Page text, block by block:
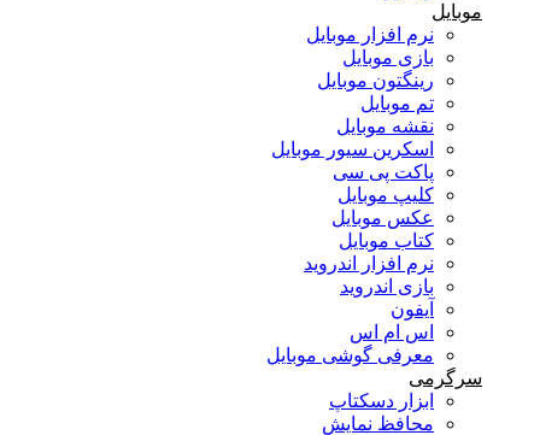
موبایل
نرم افزار موبایل
بازی موبایل
رینگتون موبایل
تم موبایل
نقشه موبایل
اسکرین سیور موبایل
پاکت پی سی
کلیپ موبایل
عکس موبایل
کتاب موبایل
نرم افزار اندروید
بازی اندروید
آیفون
اس ام اس
معرفی گوشی موبایل
سرگرمی
ابزار دسکتاپ
محافظ نمایش